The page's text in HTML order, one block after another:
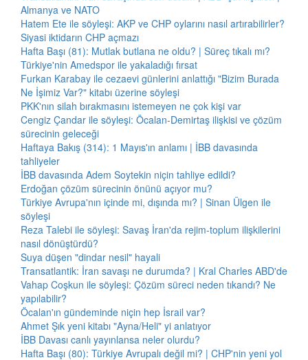
Almanya ve NATO
Hatem Ete ile söyleşi: AKP ve CHP oylarını nasıl artırabilirler?
Siyasi iktidarın CHP açmazı
Hafta Başı (81): Mutlak butlana ne oldu? | Süreç tıkalı mı?
Türkiye'nin Amedspor ile yakaladığı fırsat
Furkan Karabay ile cezaevi günlerini anlattığı "Bizim Burada
Ne İşimiz Var?" kitabı üzerine söyleşi
PKK'nın silah bırakmasını istemeyen ne çok kişi var
Cengiz Çandar ile söyleşi: Öcalan-Demirtaş ilişkisi ve çözüm
sürecinin geleceği
Haftaya Bakış (314): 1 Mayıs'ın anlamı | İBB davasında
tahliyeler
İBB davasında Adem Soytekin niçin tahliye edildi?
Erdoğan çözüm sürecinin önünü açıyor mu?
Türkiye Avrupa'nın içinde mi, dışında mı? | Sinan Ülgen ile
söyleşi
Reza Talebi ile söyleşi: Savaş İran'da rejim-toplum ilişkilerini
nasıl dönüştürdü?
Suya düşen "dindar nesil" hayali
Transatlantik: İran savaşı ne durumda? | Kral Charles ABD'de
Vahap Coşkun ile söyleşi: Çözüm süreci neden tıkandı? Ne
yapılabilir?
Öcalan'ın gündeminde niçin hep İsrail var?
Ahmet Şık yeni kitabı "Ayna/Heli" yi anlatıyor
İBB Davası canlı yayınlansa neler olurdu?
Hafta Başı (80): Türkiye Avrupalı değil mi? | CHP'nin yeni yol